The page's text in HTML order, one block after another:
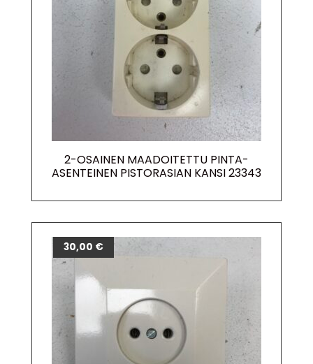
2-OSAINEN MAADOITETTU PINTA-
ASENTEINEN PISTORASIAN KANSI 23343
30,00 €